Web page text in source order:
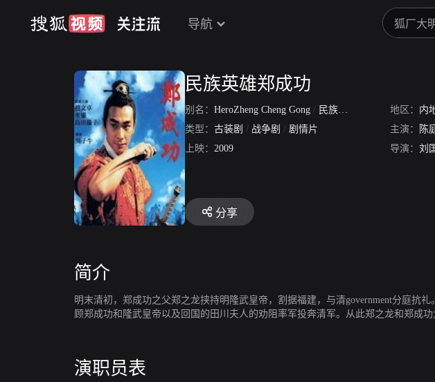
导航
民族英雄郑成功
别名： HeroZheng Cheng Gong / 民族英雄郑成功 /鄭成功
地区： 内
类型： 古装剧 / 战争剧 / 剧情片 主演： 陈
上映： 2009 导演： 刘
分享
简介
明末清初，郑成功之父郑之龙挟持明隆武皇帝，割据福建，与清government分庭抗
顾郑成功和隆武皇帝以及回国的田川夫人的劝阻率军投奔清军。从此郑之龙和郑成
演职员表